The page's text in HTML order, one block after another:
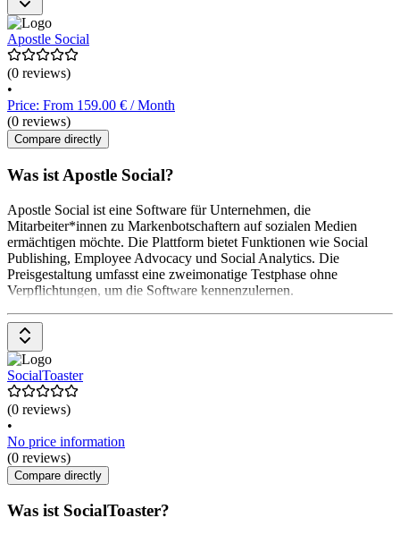
Apostle Social
(0 reviews)
•
Price: From 159.00 € / Month
(0 reviews)
Compare directly
Was ist Apostle Social?
Apostle Social ist eine Software für Unternehmen, die
Mitarbeiter*innen zu Markenbotschaftern auf sozialen Medien
ermächtigen möchte. Die Plattform bietet Funktionen wie Social
Publishing, Employee Advocacy und Social Analytics. Die
Preisgestaltung umfasst eine zweimonatige Testphase ohne
Verpflichtungen, um die Software kennenzulernen.
SocialToaster
(0 reviews)
•
No price information
(0 reviews)
Compare directly
Was ist SocialToaster?